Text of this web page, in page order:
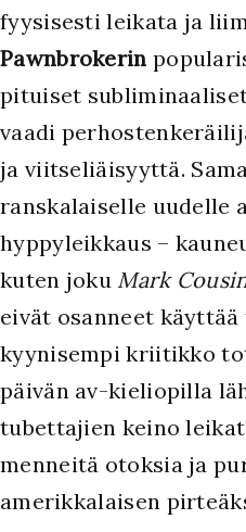
fyysisesti leikata ja
Pawnbrokerin
pituiset
vaadi
ja viitseliäisyyttä.
ranskalaiselle uudelle
hyppyleikkaus –
kuten joku Mark
eivät osanneet käyttää
kyynisempi kriitikko
päivän av-kieliopilla
tubettajien keino
menneitä otoksia ja
amerikkalaisen